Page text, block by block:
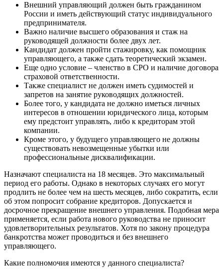
Внешний управляющий должен быть гражданином
России и иметь действующий статус индивидуального
предпринимателя.
Важно наличие высшего образования и стаж на
руководящей должности более двух лет.
Кандидат должен пройти стажировку, как помощник
управляющего, а также сдать теоретический экзамен.
Еще одно условие – членство в СРО и наличие договора
страховой ответственности.
Также специалист не должен иметь судимостей и
запретов на занятие руководящих должностей.
Более того, у кандидата не должно иметься личных
интересов в отношении юридического лица, которым
ему предстоит управлять, либо к кредиторам этой
компании.
Кроме этого, у будущего управляющего не должны
существовать невозмещенные убытки или
профессиональные дисквалификации.
Назначают специалиста на 18 месяцев. Это максимальный
период его работы. Однако в некоторых случаях его могут
продлить не более чем на шесть месяцев, либо сократить, если
об этом попросит собрание кредиторов. Допускается и
досрочное прекращение внешнего управления. Подобная мера
применяется, если работа нового руководства не приносит
удовлетворительных результатов. Хотя по закону процедура
банкротства может проводиться и без внешнего
управляющего.
Какие полномочия имеются у данного специалиста?